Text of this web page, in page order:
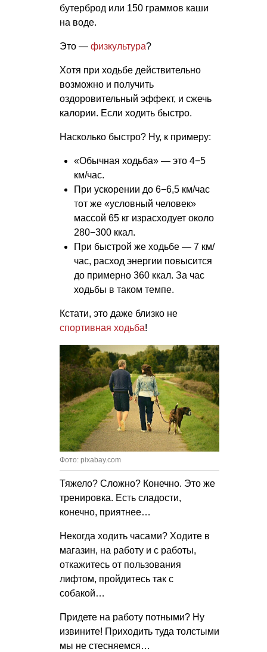
бутерброд или 150 граммов каши
на воде.
Это — физкультура?
Хотя при ходьбе действительно
возможно и получить
оздоровительный эффект, и сжечь
калории. Если ходить быстро.
Насколько быстро? Ну, к примеру:
«Обычная ходьба» — это 4−5
км/час.
При ускорении до 6−6,5 км/час
тот же «условный человек»
массой 65 кг израсходует около
280−300 ккал.
При быстрой же ходьбе — 7 км/
час, расход энергии повысится
до примерно 360 ккал. За час
ходьбы в таком темпе.
Кстати, это даже близко не
спортивная ходьба!
Фото: pixabay.com
Тяжело? Сложно? Конечно. Это же
тренировка. Есть сладости,
конечно, приятнее…
Некогда ходить часами? Ходите в
магазин, на работу и с работы,
откажитесь от пользования
лифтом, пройдитесь так с
собакой…
Придете на работу потными? Ну
извините! Приходить туда толстыми
мы не стесняемся…